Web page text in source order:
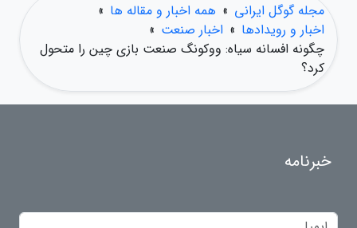
مجله گوگل ایرانی » همه اخبار و مقاله ها »
اخبار و رویدادها » اخبار صنعت »
چگونه افسانه سیاه: ووکونگ صنعت بازی چین را متحول
کرد؟
خبرنامه